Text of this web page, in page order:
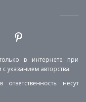
в интернете при
указанием авторства.
несут